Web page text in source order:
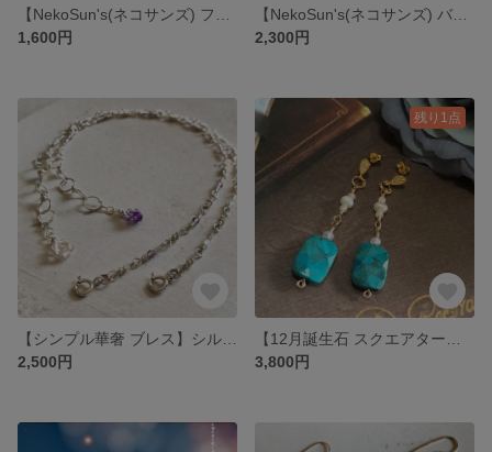
1,600円
2,300円
2,500円
残り1点
3,800円